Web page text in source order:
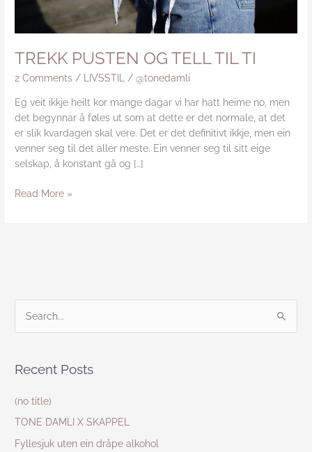
TREKK PUSTEN OG TELL TIL TI
2 Comments / LIVSSTIL /@tonedamli
Eg veit ikkje heilt kor mange dagar vi har hatt heime no, men
det begynnar å føles ut som at dette er det normale, at det
er slik kvardagen skal vere. Det er det definitivt ikkje, men ein
venner seg til det aller meste. Ein venner seg til sitt eige
selskap, å konstant gå og […]
Read More »
rRecent Posts
(no title)
TONE DAMLI X SKAPPEL
Fyllesjuk uten ein dråpe alkohol